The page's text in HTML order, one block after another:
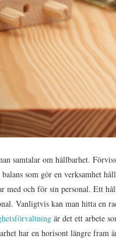
samtalar om hållbarhet.
balans som gör en verksamhet
med och för sin personal. Ett
Vanligtvis kan man hitta en
är det ett arbete
har en horisont längre fram